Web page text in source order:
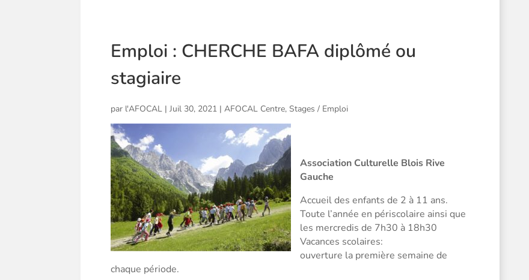
Emploi : CHERCHE BAFA diplômé ou
stagiaire
par l'AFOCAL |Juil 30, 2021 |AFOCAL Centre,Stages / Emploi
Association Culturelle Blois Rive
Gauche
Accueil des enfants de 2 à 11 ans.
Toute l’année en périscolaire ainsi que
les mercredis de 7h30 à 18h30
Vacances scolaires:
ouverture la première semaine de
chaque période.